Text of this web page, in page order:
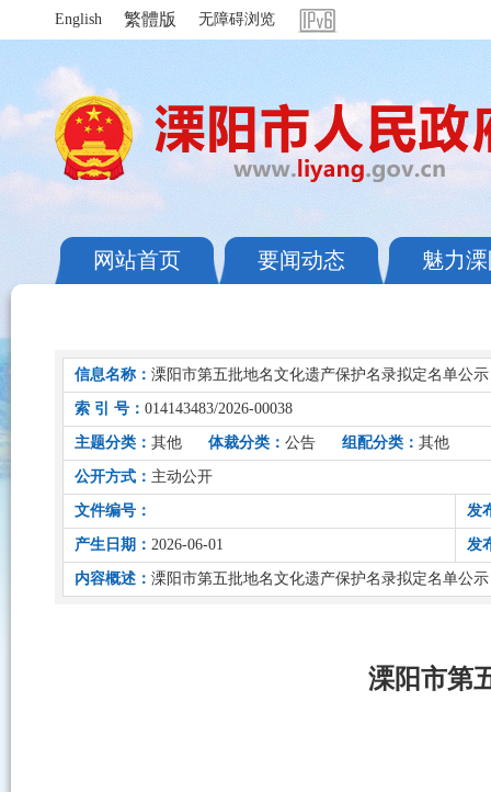
English 繁體版 无障碍浏览
网站首页 要闻动态 魅力
信息名称： 溧阳市第五批地名文化遗产保护名录拟定名单公示
索 引 号： 014143483/2026-00038
主题分类： 其他 体裁分类： 公告 组配分类： 其他
公开方式： 主动公开
文件编号： 发
产生日期： 2026-06-01 发
内容概述： 溧阳市第五批地名文化遗产保护名录拟定名单公示
溧阳市第